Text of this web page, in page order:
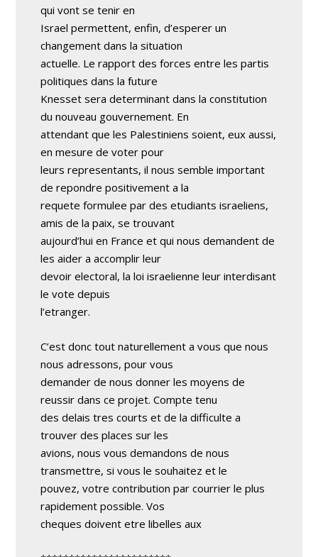
qui vont se tenir en
Israel permettent, enfin, d’esperer un
changement dans la situation
actuelle. Le rapport des forces entre les partis
politiques dans la future
Knesset sera determinant dans la constitution
du nouveau gouvernement. En
attendant que les Palestiniens soient, eux aussi,
en mesure de voter pour
leurs representants, il nous semble important
de repondre positivement a la
requete formulee par des etudiants israeliens,
amis de la paix, se trouvant
aujourd’hui en France et qui nous demandent de
les aider a accomplir leur
devoir electoral, la loi israelienne leur interdisant
le vote depuis
l’etranger.
C’est donc tout naturellement a vous que nous
nous adressons, pour vous
demander de nous donner les moyens de
reussir dans ce projet. Compte tenu
des delais tres courts et de la difficulte a
trouver des places sur les
avions, nous vous demandons de nous
transmettre, si vous le souhaitez et le
pouvez, votre contribution par courrier le plus
rapidement possible. Vos
cheques doivent etre libelles aux